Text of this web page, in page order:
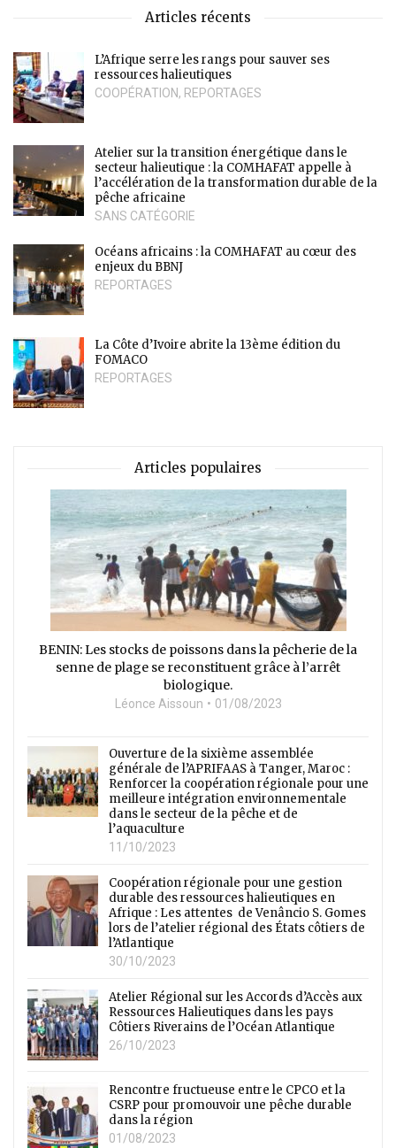
Articles récents
L’Afrique serre les rangs pour sauver ses
ressources halieutiques
COOPÉRATION, REPORTAGES
Atelier sur la transition énergétique dans le
secteur halieutique : la COMHAFAT appelle à
l’accélération de la transformation durable de la
pêche africaine
SANS CATÉGORIE
Océans africains : la COMHAFAT au cœur des
enjeux du BBNJ
REPORTAGES
La Côte d’Ivoire abrite la 13ème édition du
FOMACO
REPORTAGES
Articles populaires
BENIN: Les stocks de poissons dans la pêcherie de la
senne de plage se reconstituent grâce à l’arrêt
biologique.
Léonce Aissoun 01/08/2023
Ouverture de la sixième assemblée
générale de l’APRIFAAS à Tanger, Maroc :
Renforcer la coopération régionale pour une
meilleure intégration environnementale
dans le secteur de la pêche et de
l’aquaculture
11/10/2023
Coopération régionale pour une gestion
durable des ressources halieutiques en
Afrique : Les attentes de Venâncio S. Gomes
lors de l’atelier régional des États côtiers de
l’Atlantique
30/10/2023
Atelier Régional sur les Accords d’Accès aux
Ressources Halieutiques dans les pays
Côtiers Riverains de l’Océan Atlantique
26/10/2023
Rencontre fructueuse entre le CPCO et la
CSRP pour promouvoir une pêche durable
dans la région
01/08/2023